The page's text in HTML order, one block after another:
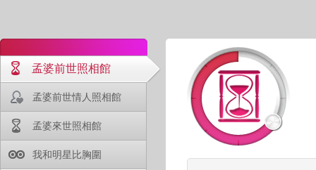
孟婆前世照相館
孟婆前世情人照相館
孟婆來世照相館
我和明星比胸圍